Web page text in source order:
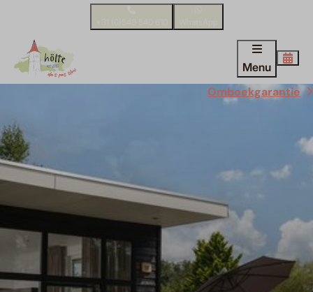
Menu
Omboekgarantie